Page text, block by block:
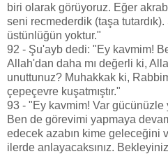
biri olarak görüyoruz. Eğer
seni recmederdik (taşa
üstünlüğün yoktur."
92 - Şu'ayb dedi: "Ey kavmim!
Allah'dan daha mı değerli ki,
unuttunuz? Muhakkak ki, Rabbim
çepeçevre kuşatmıştır."
93 - "Ey kavmim! Var gücünüzle
Ben de görevimi yapmaya
edecek azabın kime geleceğini
ilerde anlayacaksınız.